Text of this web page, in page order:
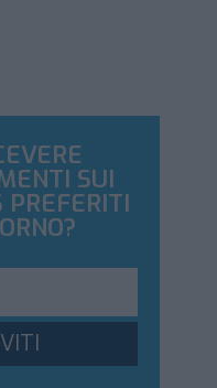
SUI
PREFERITI